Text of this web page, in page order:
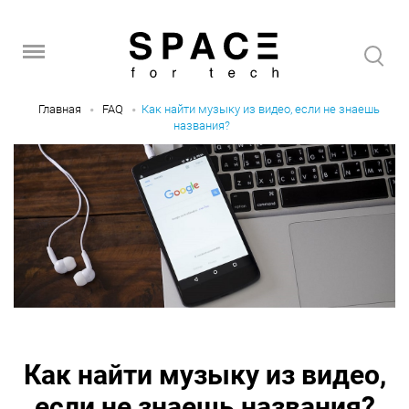
Главная FAQ
Как найти музыку из видео, если не знаешь
названия?
Как найти музыку из видео,